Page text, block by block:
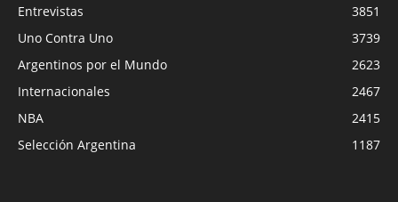
Entrevistas
3851
Uno Contra Uno
3739
Argentinos por el Mundo
2623
Internacionales
2467
NBA
2415
Selección Argentina
1187